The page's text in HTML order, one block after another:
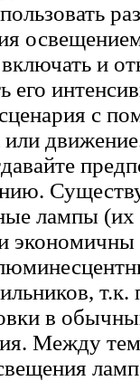
и
его
с
или
лампы
экономичны
т.к.
в
Между